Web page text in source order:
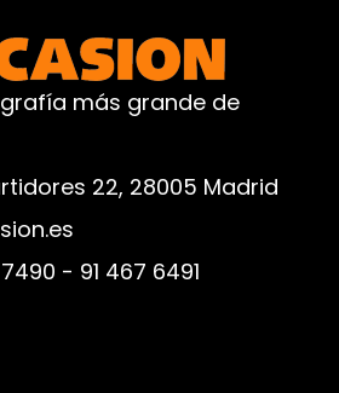
más grande de
22, 28005 Madrid
- 91 467 6491